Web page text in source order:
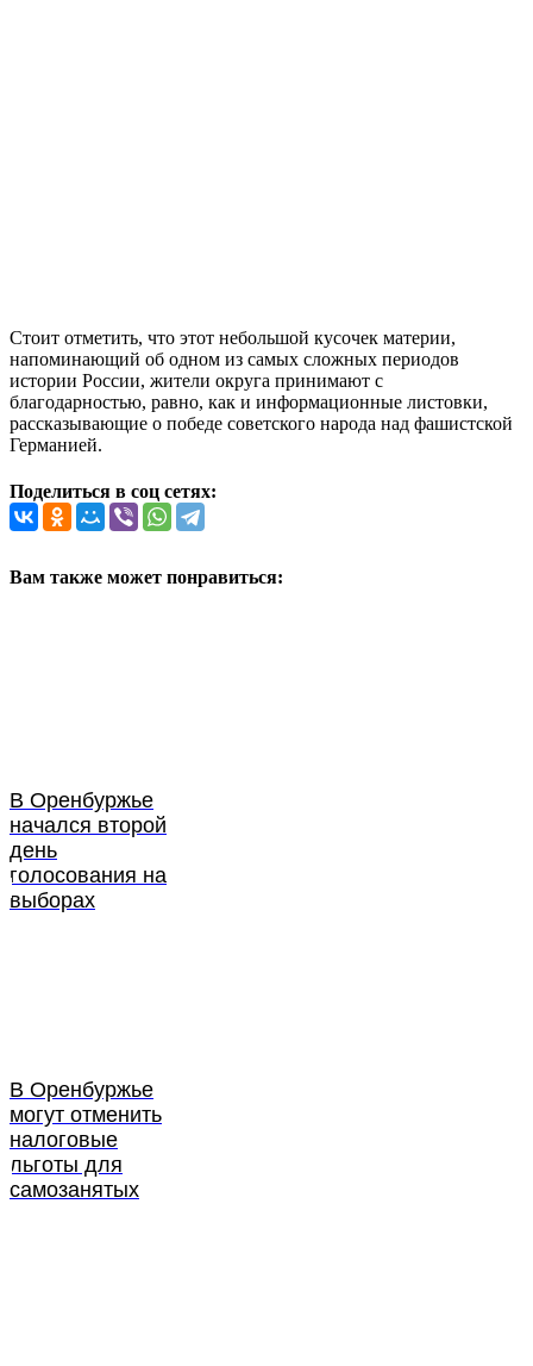
Стоит отметить, что этот небольшой кусочек материи,
напоминающий об одном из самых сложных периодов
истории России, жители округа принимают с
благодарностью, равно, как и информационные листовки,
рассказывающие о победе советского народа над фашистской
Германией.
Поделиться в соц сетях:
Вам также может понравиться:
В Оренбуржье
начался второй
день
голосования на
выборах
В Оренбуржье
могут отменить
налоговые
льготы для
самозанятых